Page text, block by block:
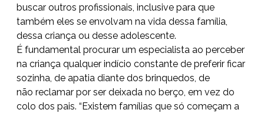
buscar outros profissionais, inclusive para que
também eles se envolvam na vida dessa família,
dessa criança ou desse adolescente.
É fundamental procurar um especialista ao perceber
na criança qualquer indício constante de preferir ficar
sozinha, de apatia diante dos brinquedos, de
não reclamar por ser deixada no berço, em vez do
colo dos pais. “Existem famílias que só começam a